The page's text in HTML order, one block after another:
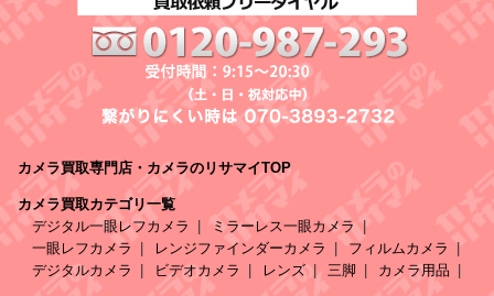
カメラ買取専門店・カメラのリサマイTOP
カメラ買取カテゴリ一覧
デジタル一眼レフカメラ
ミラーレス一眼カメラ
一眼レフカメラ
レンジファインダーカメラ
フィルムカメラ
デジタルカメラ
ビデオカメラ レンズ 三脚 カメラ用品